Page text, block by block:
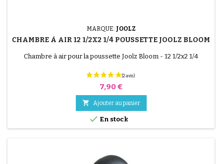
MARQUE: JOOLZ
CHAMBRE À AIR 12 1/2X2 1/4 POUSSETTE JOOLZ BLOOM
Chambre à air pour la poussette Joolz Bloom - 12 1/2x2 1/4
Prix
7,90 €
 Ajouter au panier
 En stock